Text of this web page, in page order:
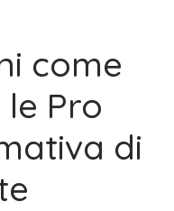
come
Pro
di